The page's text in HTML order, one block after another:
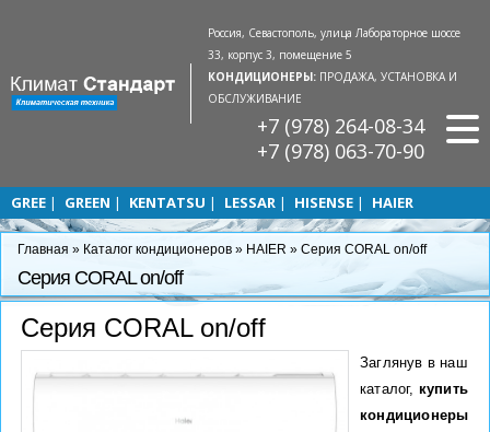
Россия, Севастополь, улица Лабораторное шоссе
33, корпус 3, помещение 5
КОНДИЦИОНЕРЫ: ПРОДАЖА, УСТАНОВКА И
ОБСЛУЖИВАНИЕ
+7 (978) 264-08-34
+7 (978) 063-70-90
GREE GREEN KENTATSU LESSAR HISENSE HAIER
Главная » Каталог кондиционеров » HAIER » Серия CORAL on/off
Серия CORAL on/off
Серия CORAL on/off
Заглянув в наш
каталог, купить
кондиционеры